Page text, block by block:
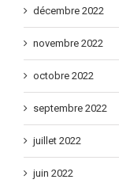
décembre 2022
novembre 2022
octobre 2022
septembre 2022
juillet 2022
juin 2022